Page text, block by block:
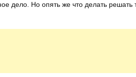
дело. Но опять же что делать